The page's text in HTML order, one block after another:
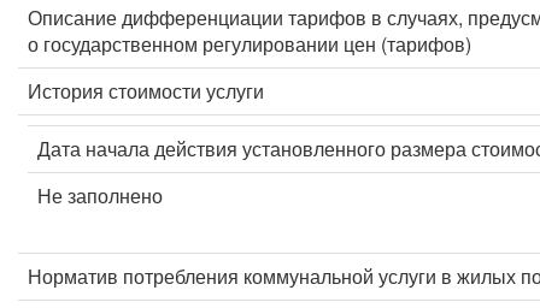
Описание дифференциации тарифов в случаях,
о государственном регулировании цен (тарифов)
История стоимости услуги
Дата начала действия установленного размера
Не заполнено
Норматив потребления коммунальной услуги в жилых